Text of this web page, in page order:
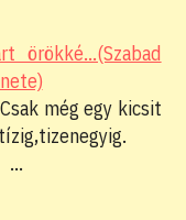
örökké...(Szabad
még egy kicsit
tízig,tizenegyig.